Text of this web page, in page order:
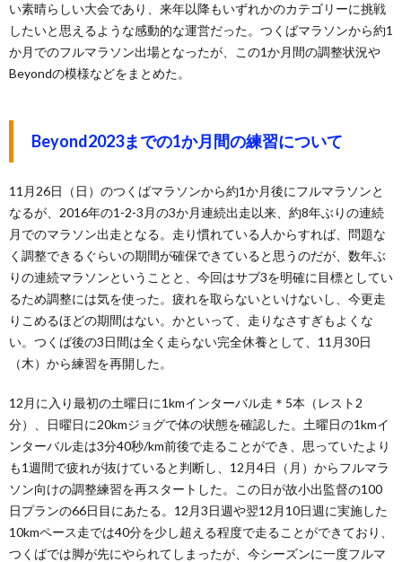
い素晴らしい大会であり、来年以降もいずれかのカテゴリーに挑戦
したいと思えるような感動的な運営だった。つくばマラソンから約1
か月でのフルマラソン出場となったが、この1か月間の調整状況や
Beyondの模様などをまとめた。
Beyond2023までの1か月間の練習について
11月26日（日）のつくばマラソンから約1か月後にフルマラソンと
なるが、2016年の1-2-3月の3か月連続出走以来、約8年ぶりの連続
月でのマラソン出走となる。走り慣れている人からすれば、問題な
く調整できるぐらいの期間が確保できていると思うのだが、数年ぶ
りの連続マラソンということと、今回はサブ3を明確に目標としてい
るため調整には気を使った。疲れを取らないといけないし、今更走
りこめるほどの期間はない。かといって、走りなさすぎもよくな
い。つくば後の3日間は全く走らない完全休養として、11月30日
（木）から練習を再開した。
12月に入り最初の土曜日に1kmインターバル走＊5本（レスト2
分）、日曜日に20kmジョグで体の状態を確認した。土曜日の1kmイ
ンターバル走は3分40秒/km前後で走ることができ、思っていたより
も1週間で疲れが抜けていると判断し、12月4日（月）からフルマラ
ソン向けの調整練習を再スタートした。この日が故小出監督の100
日プランの66日目にあたる。12月3日週や翌12月10日週に実施した
10kmペース走では40分を少し超える程度で走ることができており、
つくばでは脚が先にやられてしまったが、今シーズンに一度フルマ